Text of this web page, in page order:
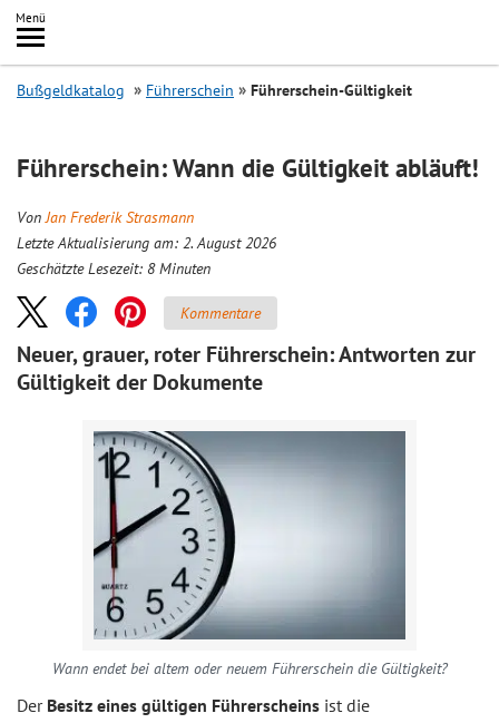
Inhalt
springen
Menü
Search
Bußgeldkatalog Führerschein Führerschein-Gültigkeit
Führerschein: Wann die Gültigkeit abläuft!
VonJan Frederik Strasmann
Letzte Aktualisierung am: 2. August 2026
Geschätzte Lesezeit: 8 Minuten
Kommentare
Neuer, grauer, roter Führerschein: Antworten zur
Gültigkeit der Dokumente
Wann endet bei altem oder neuem Führerschein die Gültigkeit?
Der Besitz eines gültigen Führerscheins ist die